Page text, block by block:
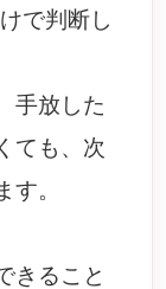
で判断し
手放した
ても、次
。
きること